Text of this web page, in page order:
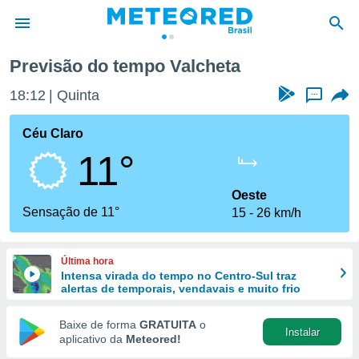
da
fornecidas
a este
das
e
forma
digital
Previsão do tempo Valcheta
18:12 Quinta ...
Céu Claro
11°
Sensação de 11°
Oeste
15
26 km/h
Última hora
Intensa virada do tempo no Centro-Sul traz
alertas de temporais, vendavais e muito frio
Baixe de forma GRATUITA o
aplicativo da Meteored!
Instalar